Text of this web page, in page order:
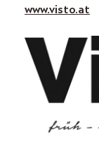
www.visto.at